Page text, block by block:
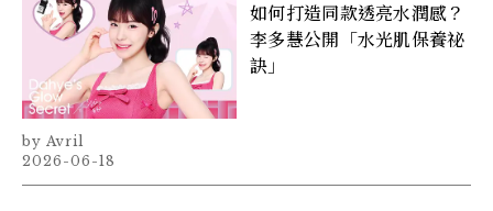
如何打造同款透亮水潤感？
李多慧公開「水光肌保養祕
訣」
Avril
2026-06-18